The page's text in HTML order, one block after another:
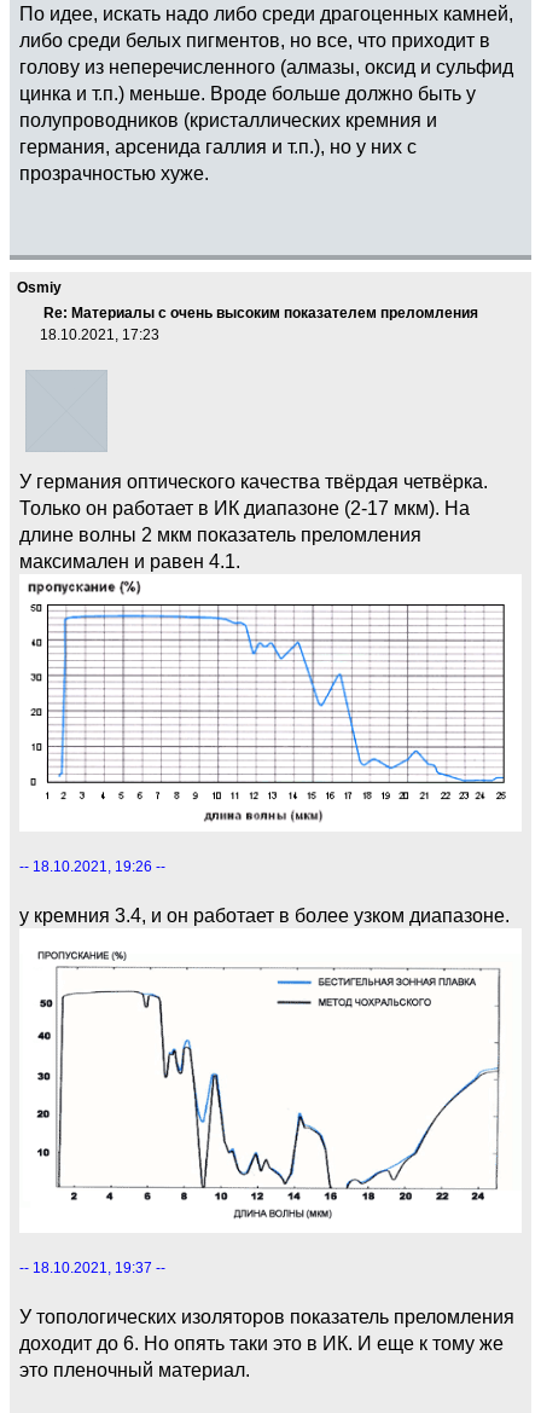
По идее, искать надо либо среди драгоценных камней,
либо среди белых пигментов, но все, что приходит в
голову из неперечисленного (алмазы, оксид и сульфид
цинка и т.п.) меньше. Вроде больше должно быть у
полупроводников (кристаллических кремния и
германия, арсенида галлия и т.п.), но у них с
прозрачностью хуже.
Osmiy
Re: Материалы с очень высоким показателем преломления
18.10.2021, 17:23
У германия оптического качества твёрдая четвёрка.
Только он работает в ИК диапазоне (2-17 мкм). На
длине волны 2 мкм показатель преломления
максимален и равен 4.1.
-- 18.10.2021, 19:26 --
у кремния 3.4, и он работает в более узком диапазоне.
-- 18.10.2021, 19:37 --
У топологических изоляторов показатель преломления
доходит до 6. Но опять таки это в ИК. И еще к тому же
это пленочный материал.